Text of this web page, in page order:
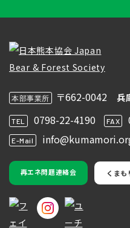
本部事業所 〒662-0042 兵
TEL 0798-22-4190 FAX
E-Mail
再エネ問題連絡会 くまも